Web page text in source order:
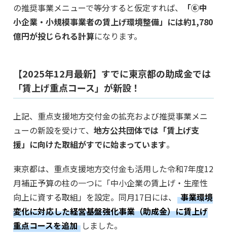
の推奨事業メニューで等分すると仮定すれば、
「⑥中
小企業・小規模事業者の賃上げ環境整備」には約1,780
億円が投じられる計算になります。
【2025年12月最新】すでに東京都の助成金では
「賃上げ重点コース」が新設！
上記、重点支援地方交付金の拡充および推奨事業メニ
ューの新設を受けて、 地方公共団体では「賃上げ支
援」に向けた取組がすでに始まっています。
東京都は、重点支援地方交付金も活用した令和7年度12
月補正予算の柱の一つに「中小企業の賃上げ・生産性
向上に資する取組」を設定。同月17日には、
事業環境
変化に対応した経営基盤強化事業（助成金）に賃上げ
重点コースを追加 しました。